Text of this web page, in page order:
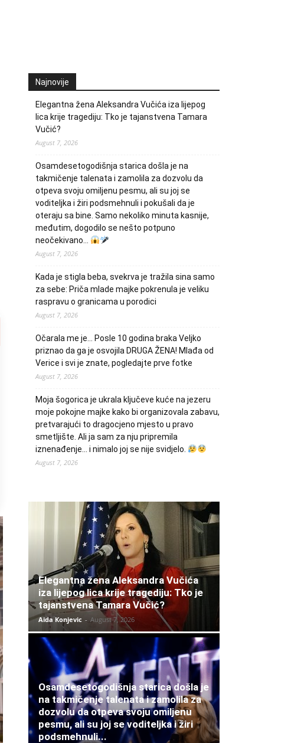
Najnovije
Elegantna žena Aleksandra Vučića iza lijepog
lica krije tragediju: Tko je tajanstvena Tamara
Vučić?
August 7, 2026
Osamdesetogodišnja starica došla je na
takmičenje talenata i zamolila za dozvolu da
otpeva svoju omiljenu pesmu, ali su joj se
voditeljka i žiri podsmehnuli i pokušali da je
oteraju sa bine. Samo nekoliko minuta kasnije,
međutim, dogodilo se nešto potpuno
neočekivano…
August 7, 2026
Kada je stigla beba, svekrva je tražila sina samo
za sebe: Priča mlade majke pokrenula je veliku
raspravu o granicama u porodici
August 7, 2026
Očarala me je… Posle 10 godina braka Veljko
priznao da ga je osvojila DRUGA ŽENA! Mlađa od
Verice i svi je znate, pogledajte prve fotke
August 7, 2026
Moja šogorica je ukrala ključeve kuće na jezeru
moje pokojne majke kako bi organizovala zabavu,
pretvarajući to dragocjeno mjesto u pravo
smetljište. Ali ja sam za nju pripremila
iznenađenje… i nimalo joj se nije svidjelo.
August 7, 2026
Elegantna žena Aleksandra Vučića
iza lijepog lica krije tragediju: Tko je
tajanstvena Tamara Vučić?
Aida Konjevic - August 7, 2026
Osamdesetogodišnja starica došla je
na takmičenje talenata i zamolila za
dozvolu da otpeva svoju omiljenu
pesmu, ali su joj se voditeljka i žiri
podsmehnuli...